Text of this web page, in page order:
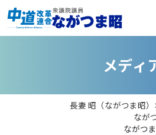
メディ
長妻 昭（ながつま昭
なが
ながつ